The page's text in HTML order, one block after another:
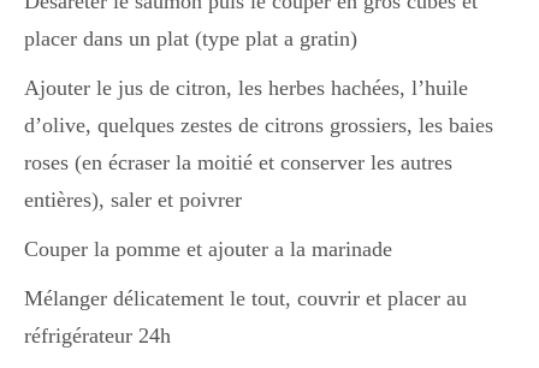
Recettes Végétariennes
Resto
placer dans un plat (type plat a gratin)
Ajouter le jus de citron, les herbes hachées, l’huile
d’olive, quelques zestes de citrons grossiers, les baies
roses (en écraser la moitié et conserver les autres
entières), saler et poivrer
Couper la pomme et ajouter a la marinade
Mélanger délicatement le tout, couvrir et placer au
réfrigérateur 24h